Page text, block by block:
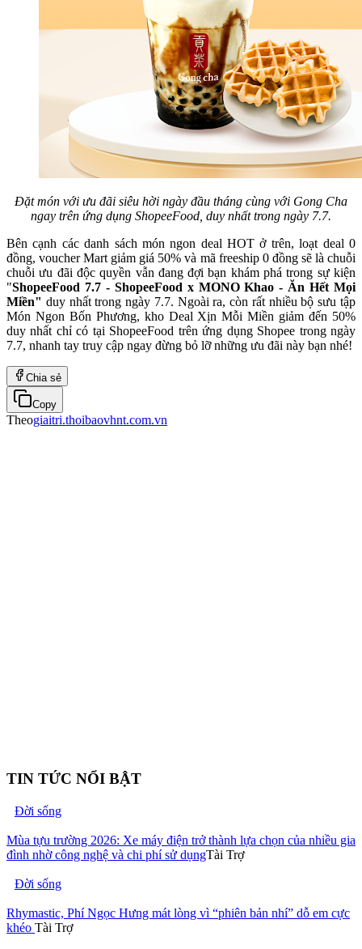
Đặt món với ưu đãi siêu hời ngày đầu tháng cùng với Gong Cha
ngay trên ứng dụng ShopeeFood, duy nhất trong ngày 7.7.
Bên cạnh các danh sách món ngon deal HOT ở trên, loạt deal 0
đồng, voucher Mart giảm giá 50% và mã freeship 0 đồng sẽ là chuỗi
chuỗi ưu đãi độc quyền vẫn đang đợi bạn khám phá trong sự kiện
"ShopeeFood 7.7 - ShopeeFood x MONO Khao - Ăn Hết Mọi
Miền" duy nhất trong ngày 7.7. Ngoài ra, còn rất nhiều bộ sưu tập
Món Ngon Bốn Phương, kho Deal Xịn Mỗi Miền giảm đến 50%
duy nhất chỉ có tại ShopeeFood trên ứng dụng Shopee trong ngày
7.7, nhanh tay truy cập ngay đừng bỏ lỡ những ưu đãi này bạn nhé!
Chia sẻ
Copy
Theogiaitri.thoibaovhnt.com.vn
TIN TỨC NỔI BẬT
Đời sống
Mùa tựu trường 2026: Xe máy điện trở thành lựa chọn của nhiều gia
đình nhờ công nghệ và chi phí sử dụngTài Trợ
Đời sống
Rhymastic, Phí Ngọc Hưng mát lòng vì “phiên bản nhí” dỗ em cực
khéo Tài Trợ